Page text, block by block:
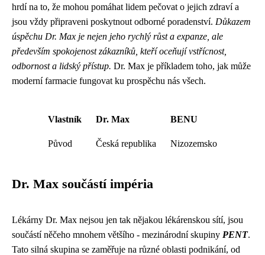
hrdí na to, že mohou pomáhat lidem pečovat o jejich zdraví a
jsou vždy připraveni poskytnout odborné poradenství. Důkazem
úspěchu Dr. Max je nejen jeho rychlý růst a expanze, ale
především spokojenost zákazníků, kteří oceňují vstřícnost,
odbornost a lidský přístup. Dr. Max je příkladem toho, jak může
moderní farmacie fungovat ku prospěchu nás všech.
Vlastník Dr. Max BENU
Původ Česká republika Nizozemsko
Dr. Max součástí impéria
Lékárny Dr. Max nejsou jen tak nějakou lékárenskou sítí, jsou
součástí něčeho mnohem většího - mezinárodní skupiny PENT.
Tato silná skupina se zaměřuje na různé oblasti podnikání, od